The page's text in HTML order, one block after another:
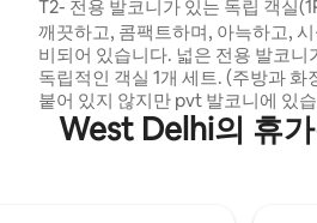
T2- 전용 발코니가 있는 독립 객실
깨끗하고, 콤팩트하며, 아늑하고,
비되어 있습니다. 넓은 전용 발코니가 있는
독립적인 객실 1개 세트. (주방과 화
붙어 있지 않지만 pvt 발코니에 있
숙박은 주택가에 있습니다. * * 중요- 간헐천
은 없지만, 온수를 위해 에멀전 로
West Delhi의 휴